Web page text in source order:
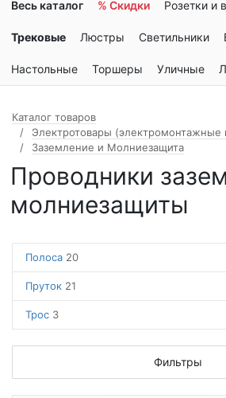
Весь каталог % Скидки Розетки и
Трековые Люстры Светильники
Настольные Торшеры Уличные
Каталог товаров
Электротовары (электромонтажные
Заземление и Молниезащита
Проводники
молниезащиты
Полоса 20
Пруток 21
Трос 3
Фильтры